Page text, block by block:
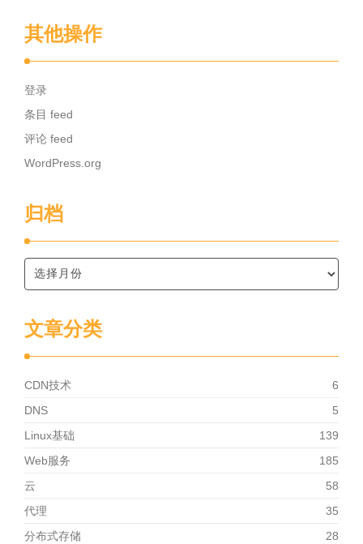
其他操作
登录
条目 feed
评论 feed
WordPress.org
归档
文章分类
CDN技术
6
DNS
5
Linux基础
139
Web服务
185
云
58
代理
35
分布式存储
28